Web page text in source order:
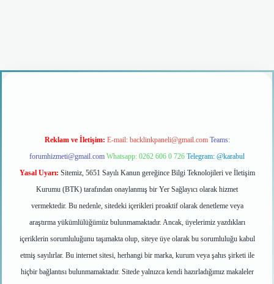
Reklam ve İletişim: E-mail: backlinkpaneli@gmail.com Teams:
forumhizmeti@gmail.com Whatsapp: 0262 606 0 726 Telegram: @karabul
Yasal Uyarı: Sitemiz, 5651 Sayılı Kanun gereğince Bilgi Teknolojileri ve İletişim
Kurumu (BTK) tarafından onaylanmış bir Yer Sağlayıcı olarak hizmet
vermektedir. Bu nedenle, sitedeki içerikleri proaktif olarak denetleme veya
araştırma yükümlülüğümüz bulunmamaktadır. Ancak, üyelerimiz yazdıkları
içeriklerin sorumluluğunu taşımakta olup, siteye üye olarak bu sorumluluğu kabul
etmiş sayılırlar. Bu internet sitesi, herhangi bir marka, kurum veya şahıs şirketi ile
hiçbir bağlantısı bulunmamaktadır. Sitede yalnızca kendi hazırladığımız makaleler